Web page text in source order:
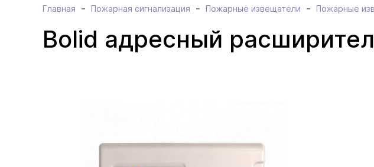
Главная Пожарная сигнализация Пожарные извещатели Пожарные
Bolid адресный